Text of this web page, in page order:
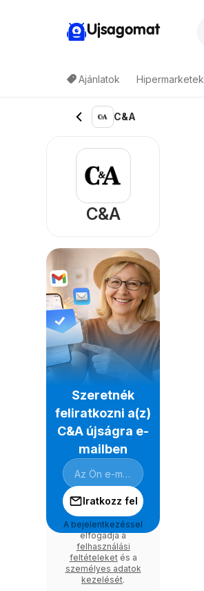
Ujsagomat
Ajánlatok Hipermarketek
C&A
C&A
Szeretnék
feliratkozni a(z)
C&A újságra e-
mailben
Iratkozz fel
A bejelentkezéssel
elfogadja a
felhasználási
feltételeketés a
személyes adatok
kezelését.